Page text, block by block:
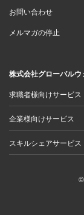
お問い合わせ
メルマガの停止
株式会社グローバルウ
求職者様向けサービス
企業様向けサービス
スキルシェアサービス